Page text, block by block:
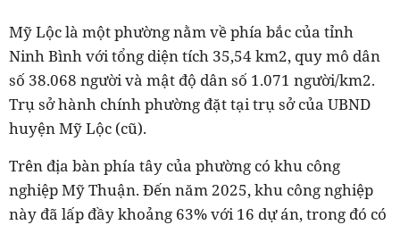
Mỹ Lộc là một phường nằm về phía bắc của tỉnh
Ninh Bình với tổng diện tích 35,54 km2, quy mô dân
số 38.068 người và mật độ dân số 1.071 người/km2.
Trụ sở hành chính phường đặt tại trụ sở của UBND
huyện Mỹ Lộc (cũ).
Trên địa bàn phía tây của phường có khu công
nghiệp Mỹ Thuận. Đến năm 2025, khu công nghiệp
này đã lấp đầy khoảng 63% với 16 dự án, trong đó có